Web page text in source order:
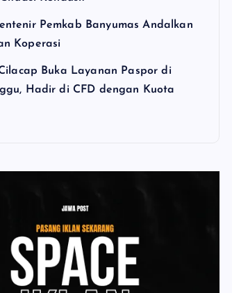
Pemkab Banyumas Andalkan
Koperasi
Buka Layanan Paspor di
Hadir di CFD dengan Kuota